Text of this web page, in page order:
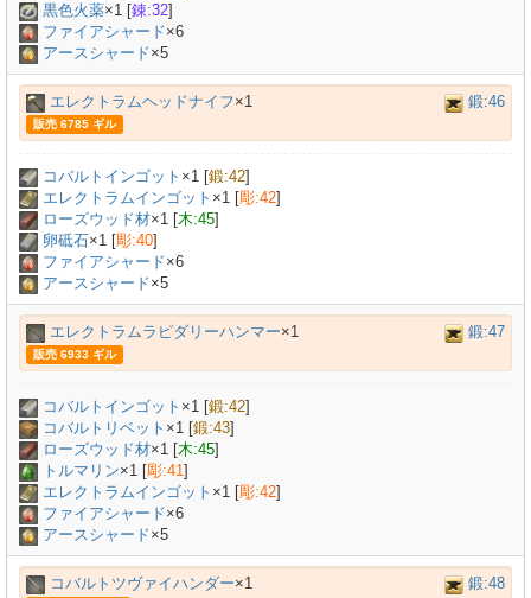
黒色火薬×1 [錬:32]
ファイアシャード×6
アースシャード×5
エレクトラムヘッドナイフ×1 鍛:46
販売 6785 ギル
コバルトインゴット ×1 [鍛:42]
エレクトラムインゴット ×1 [彫:42]
ローズウッド材×1 [木:45]
卵砥石×1 [彫:40]
ファイアシャード×6
アースシャード×5
エレクトラムラピダリーハンマー×1 鍛:47
販売 6933 ギル
コバルトインゴット ×1 [鍛:42]
コバルトリベット ×1 [鍛:43]
ローズウッド材×1 [木:45]
トルマリン×1 [彫:41]
エレクトラムインゴット ×1 [彫:42]
ファイアシャード×6
アースシャード×5
コバルトツヴァイハンダー×1 鍛:48